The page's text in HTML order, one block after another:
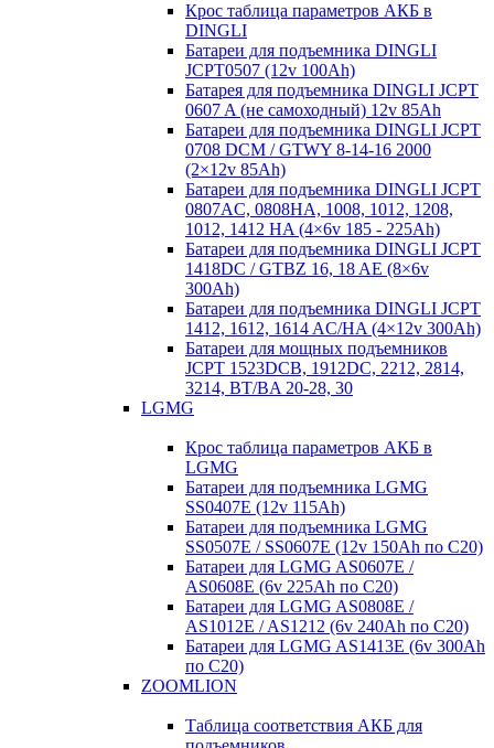
Крос таблица параметров АКБ в
DINGLI
Батареи для подъемника DINGLI
JCPT0507 (12v 100Ah)
Батарея для подъемника DINGLI JCPT
0607 A (не самоходный) 12v 85Ah
Батареи для подъемника DINGLI JCPT
0708 DCM / GTWY 8-14-16 2000
(2×12v 85Ah)
Батареи для подъемника DINGLI JCPT
0807AC, 0808HA, 1008, 1012, 1208,
1012, 1412 HA (4×6v 185 - 225Ah)
Батареи для подъемника DINGLI JCPT
1418DC / GTBZ 16, 18 AE (8×6v
300Ah)
Батареи для подъемника DINGLI JCPT
1412, 1612, 1614 AC/HA (4×12v 300Ah)
Батареи для мощных подъемников
JCPT 1523DCB, 1912DC, 2212, 2814,
3214, BT/BA 20-28, 30
LGMG
Крос таблица параметров АКБ в
LGMG
Батареи для подъемника LGMG
SS0407E (12v 115Ah)
Батареи для подъемника LGMG
SS0507E / SS0607E (12v 150Ah по С20)
Батареи для LGMG AS0607E /
AS0608E (6v 225Ah по С20)
Батареи для LGMG AS0808E /
AS1012E / AS1212 (6v 240Ah по С20)
Батареи для LGMG AS1413E (6v 300Ah
по С20)
ZOOMLION
Таблица соответствия АКБ для